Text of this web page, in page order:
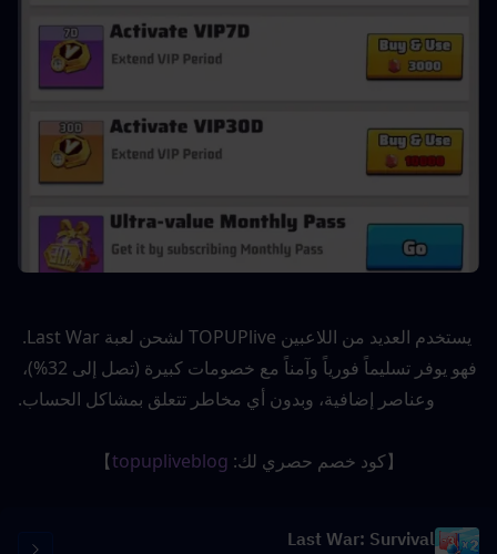
وعناصر إضافية، وبدون أي مخاطر تتعلق بمشاكل الحساب.
【كود خصم حصري لك: topupliveblog
】
Last War: Survival